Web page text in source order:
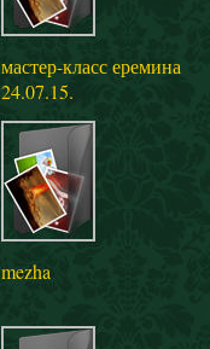
мастер-класс еремина
24.07.15.
mezha